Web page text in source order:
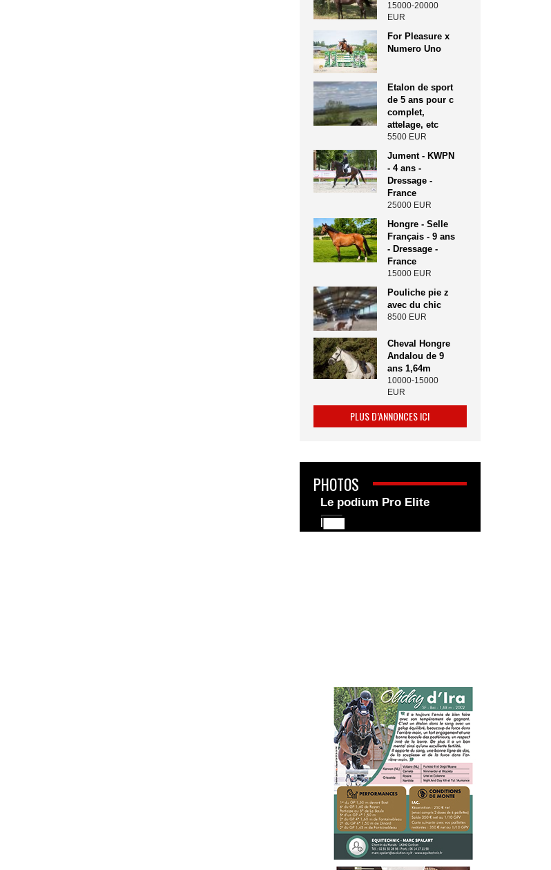
15000-20000
EUR
For Pleasure x
Numero Uno
Etalon de sport
de 5 ans pour c
complet,
attelage, etc
5500 EUR
Jument - KWPN
- 4 ans -
Dressage -
France
25000 EUR
Hongre - Selle
Français - 9 ans
- Dressage -
France
15000 EUR
Pouliche pie z
avec du chic
8500 EUR
Cheval Hongre
Andalou de 9
ans 1,64m
10000-15000
EUR
PLUS D’ANNONCES ICI
PHOTOS
Le podium Pro Elite